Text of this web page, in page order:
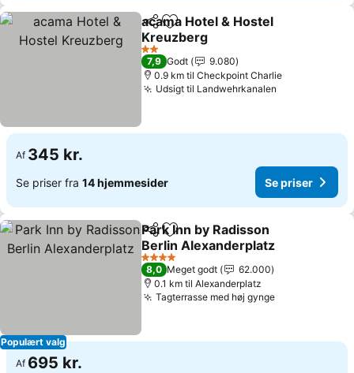
Del Føj til favoritter
acama Hotel & Hostel
Kreuzberg
2 Stjerner
7,9 Godt
9.080
0.9 km til Checkpoint Charlie
Udsigt til Landwehrkanalen
Af 345 kr.
Se priser fra 14 hjemmesider Se priser
Populært valg
Del Føj til favoritter
Park Inn by Radisson
Berlin Alexanderplatz
4 Stjerner
8,0 Meget godt
62.000
0.1 km til Alexanderplatz
Tagterrasse med høj gynge
Af 695 kr.